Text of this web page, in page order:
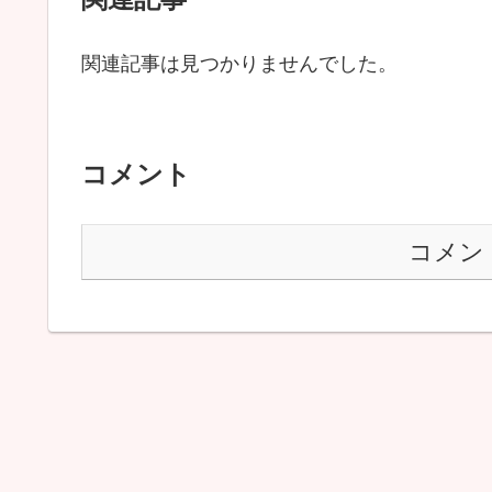
関連記事は見つかりませんでした。
コメント
コメン